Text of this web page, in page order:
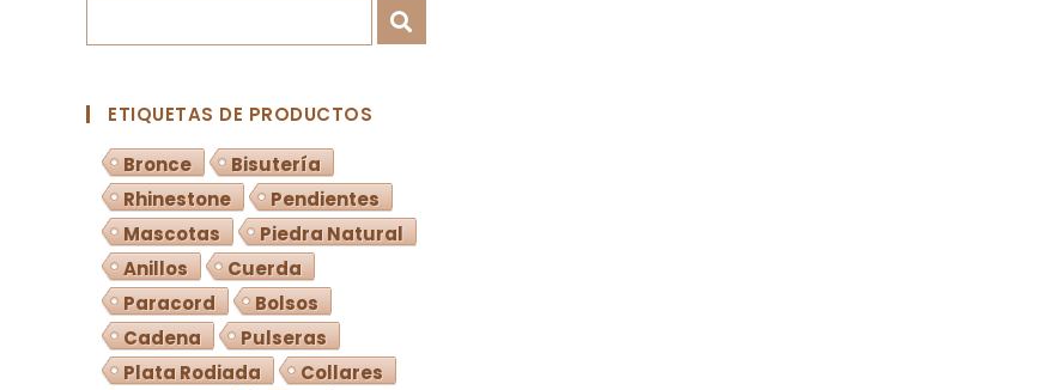
ETIQUETAS DE PRODUCTOS
Bronce
Bisutería
Rhinestone
Pendientes
Mascotas
Piedra Natural
Anillos
Cuerda
Paracord
Bolsos
Cadena
Pulseras
Plata Rodiada
Collares